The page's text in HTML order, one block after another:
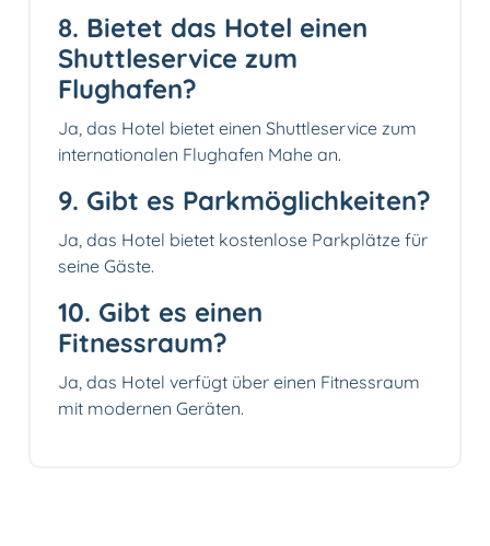
8. Bietet das Hotel einen
Shuttleservice zum
Flughafen?
Ja, das Hotel bietet einen Shuttleservice zum
internationalen Flughafen Mahe an.
9. Gibt es Parkmöglichkeiten?
Ja, das Hotel bietet kostenlose Parkplätze für
seine Gäste.
10. Gibt es einen
Fitnessraum?
Ja, das Hotel verfügt über einen Fitnessraum
mit modernen Geräten.